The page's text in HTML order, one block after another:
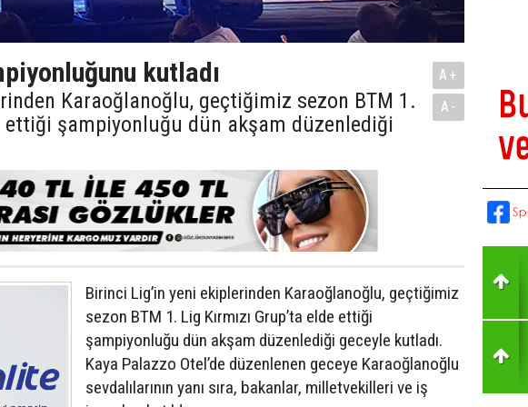
kutladı
Karaoğlanoğlu, geçtiğimiz sezon BTM 1.
ettiği şampiyonluğu dün akşam düzenlediği
A+
A-
Birinci Lig’in yeni ekiplerinden Karaoğlanoğlu, geçtiğimiz
sezon BTM 1. Lig Kırmızı Grup’ta elde ettiği
şampiyonluğu dün akşam düzenlediği geceyle kutladı.
Kaya Palazzo Otel’de düzenlenen geceye Karaoğlanoğlu
sevdalılarının yanı sıra, bakanlar, milletvekilleri ve iş